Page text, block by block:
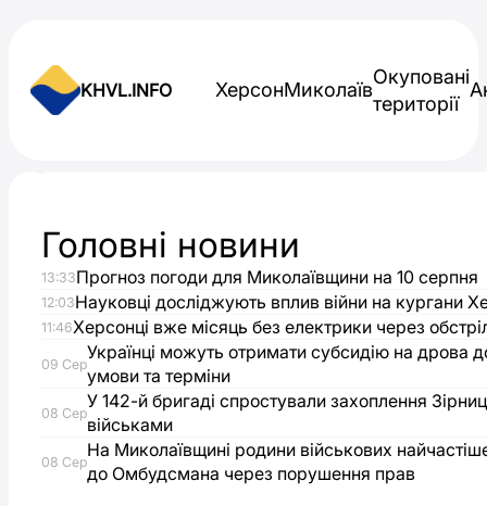
KHVL.INFO ХерсонМиколаїв
Окуповані
території
У
Запоріжжі
зросла
кількість
поранених
Головні новини
13:33Прогноз погоди для Миколаївщини на 10 серпня
12:03Науковці досліджують вплив війни на кургани
11:46Херсонці вже місяць без електрики через
09 Сер
Українці можуть отримати субсидію на дрова
умови та терміни
08 Сер
У 142-й бригаді спростували захоплення
військами
08 Сер
На Миколаївщині родини військових
до Омбудсмана через порушення прав